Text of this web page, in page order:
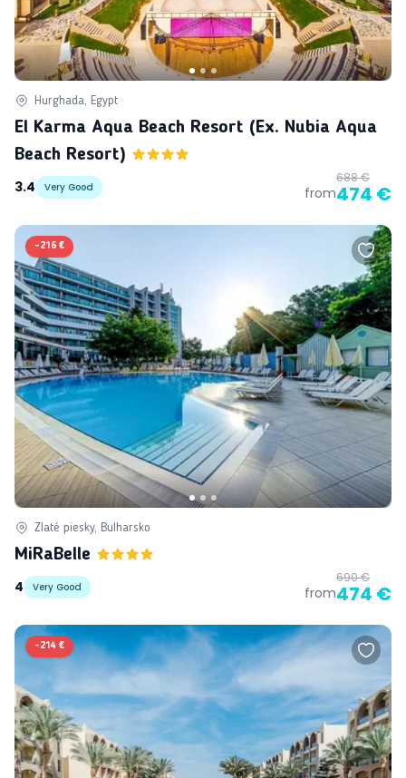
Hurghada, Egypt
El Karma Aqua Beach Resort (ex. Nubia Aqua
Beach Resort)
3.4
Very Good from
688 €
474 €
-216 €
Zlaté piesky, Bulharsko
MiRaBelle
4
Very Good from
690 €
474 €
-214 €